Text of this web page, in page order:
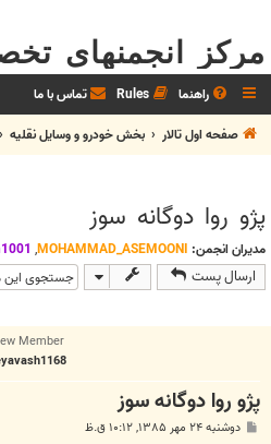
مرکز انجمنهای
راهنما Rules تماس با ما
صفحه اول تالار
بخش خودرو و وسايل نقليه
پژو روا دوگانه سوز
مدیران انجمن: MOHAMMAD_ASEMOONI
,
ارسال پست
Member
پژو روا دوگانه سوز
دوشنبه ۲۴ مهر ۱۳۸۵, ۱۰:۱۲ ق.ظ